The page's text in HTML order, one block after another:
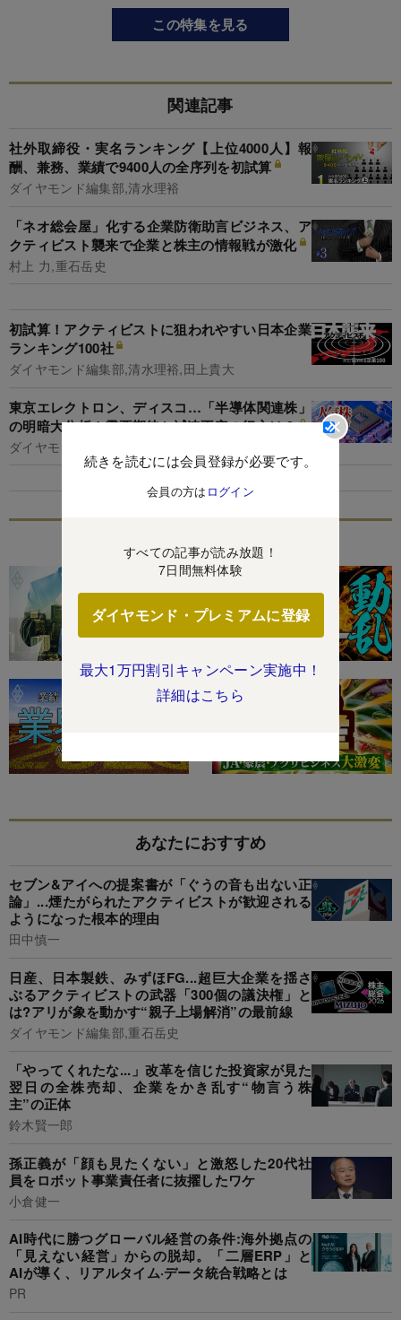
続きを読むには会員登録が必要です。
会員の方は ログイン
すべての記事が読み放題！
7日間無料体験
ダイヤモンド・プレミアムに登録
最大1万円割引キャンペーン実施中！
詳細はこちら
この特集を見る
関連記事
社外取締役・実名ランキング【上位4000人】報
酬、兼務、業績で9400人の全序列を初試算
ダイヤモンド編集部,清水理裕
「ネオ総会屋」化する企業防衛助言ビジネス、ア
クティビスト襲来で企業と株主の情報戦が激化
村上 力,重石岳史
初試算！アクティビストに狙われやすい日本企業
ランキング100社
ダイヤモンド編集部,清水理裕,田上貴大
東京エレクトロン、ディスコ…「半導体関連株」
の明暗大分析！需要期待と減速不安の行方は？
ダイヤモンド編集部,竹田幸平
特集
あなたにおすすめ
セブン&アイへの提案書が「ぐうの音も出ない正
論」...煙たがられたアクティビストが歓迎される
ようになった根本的理由
田中慎一
日産、日本製鉄、みずほFG...超巨大企業を揺さ
ぶるアクティビストの武器「300個の議決権」と
は?アリが象を動かす“親子上場解消”の最前線
ダイヤモンド編集部,重石岳史
「やってくれたな...」改革を信じた投資家が見た
翌日の全株売却、企業をかき乱す“物言う株
主”の正体
鈴木賢一郎
孫正義が「顔も見たくない」と激怒した20代社
員をロボット事業責任者に抜擢したワケ
小倉健一
AI時代に勝つグローバル経営の条件:海外拠点の
「見えない経営」からの脱却。「二層ERP」と
AIが導く、リアルタイム·データ統合戦略とは
PR